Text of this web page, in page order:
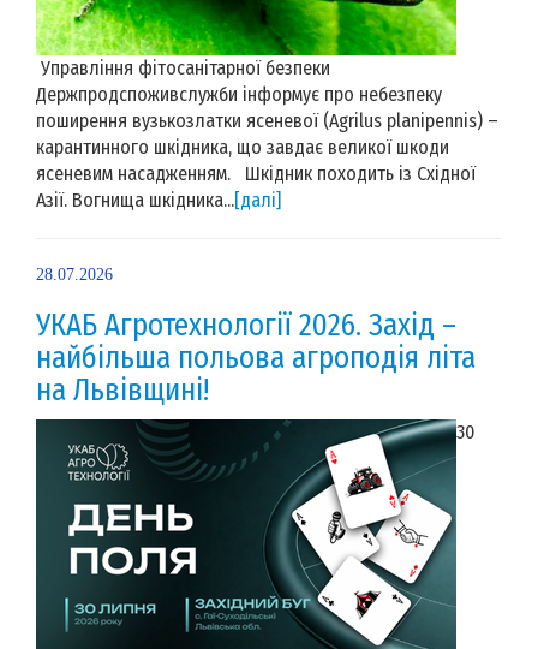
Управління фітосанітарної безпеки
Держпродспоживслужби інформує про небезпеку
поширення вузькозлатки ясеневої (Agrilus planipennis) –
карантинного шкідника, що завдає великої шкоди
ясеневим насадженням. Шкідник походить із Східної
Азії. Вогнища шкідника...[далі]
28.07.2026
УКАБ Агротехнології 2026. Захід –
найбільша польова агроподія літа
на Львівщині!
30